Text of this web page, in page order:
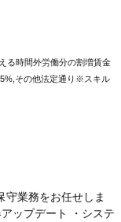
る時間外労働分の割増賃金
その他法定通り※スキル
守業務をお任せしま
ップデート ・システ